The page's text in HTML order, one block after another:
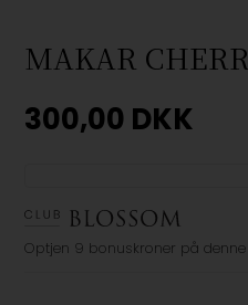
MAKAR
300,00 DKK
Optjen 9 bonuskroner på